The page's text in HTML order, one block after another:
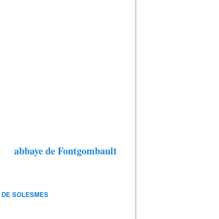
abbaye de Fontgombault
SOLESMES